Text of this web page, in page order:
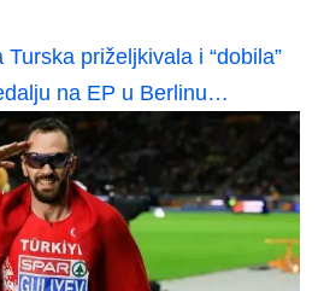
priželjkivala i “dobila”
na EP u Berlinu…